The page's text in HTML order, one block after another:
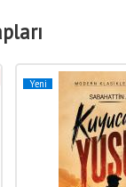
Yeni